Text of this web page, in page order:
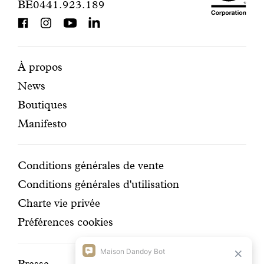
contact
BE0441.923.189
Pages
mises
en
avant
Navigation
secondaire
À propos
News
Boutiques
Manifesto
Conditions
Conditions générales de vente
Conditions générales d'utilisation
Charte vie privée
Préférences cookies
is